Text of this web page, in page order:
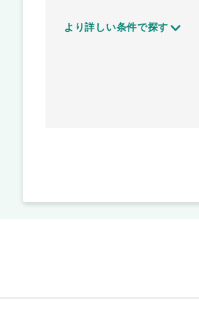
より詳しい条件で探す